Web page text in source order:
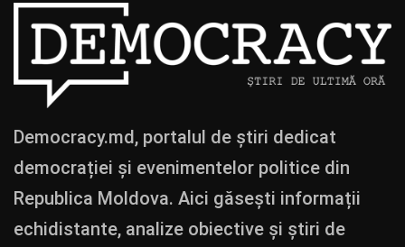
Democracy.md, portalul de știri dedicat
democrației și evenimentelor politice din
Republica Moldova. Aici găsești informații
echidistante, analize obiective și știri de